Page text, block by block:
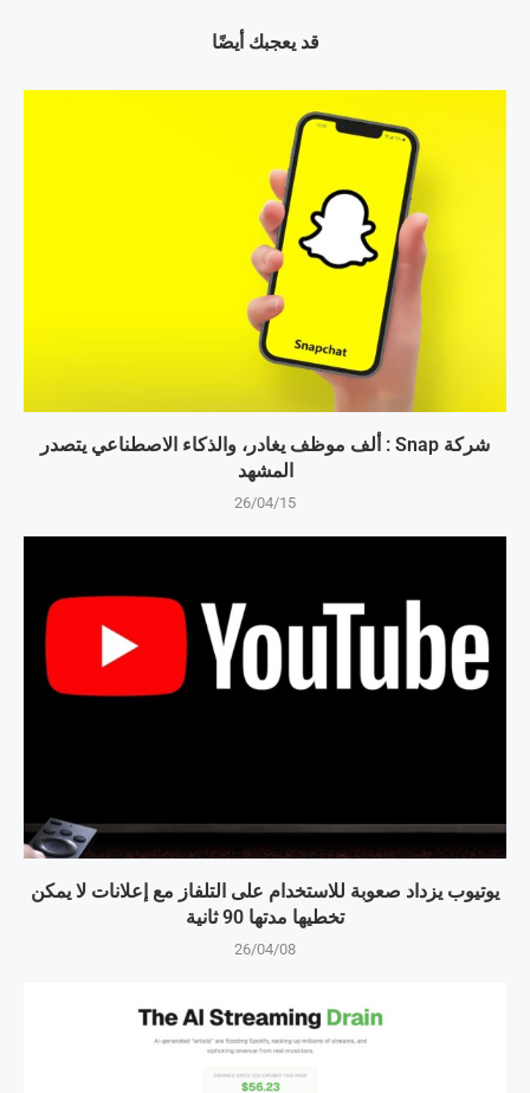
قد يعجبك أيضًا
شركة Snap : ألف موظف يغادر، والذكاء الاصطناعي يتصدر
المشهد
26/04/15
يوتيوب يزداد صعوبة للاستخدام على التلفاز مع إعلانات لا يمكن
تخطيها مدتها 90 ثانية
26/04/08